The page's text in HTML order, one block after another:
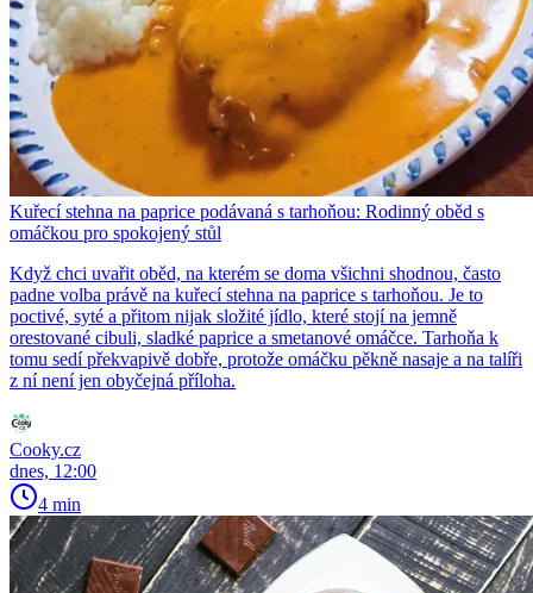
Kuřecí stehna na paprice podávaná s tarhoňou: Rodinný oběd s
omáčkou pro spokojený stůl
Když chci uvařit oběd, na kterém se doma všichni shodnou, často
padne volba právě na kuřecí stehna na paprice s tarhoňou. Je to
poctivé, syté a přitom nijak složité jídlo, které stojí na jemně
orestované cibuli, sladké paprice a smetanové omáčce. Tarhoňa k
tomu sedí překvapivě dobře, protože omáčku pěkně nasaje a na talíři
z ní není jen obyčejná příloha.
Cooky.cz
dnes, 12:00
4 min